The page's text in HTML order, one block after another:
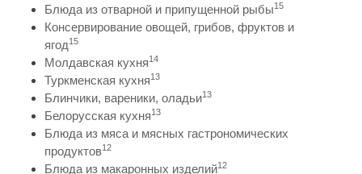
Блюда из отварной и припущенной рыбы15
Консервирование овощей, грибов, фруктов и
ягод15
Молдавская кухня14
Туркменская кухня13
Блинчики, вареники, оладьи13
Белорусская кухня13
Блюда из мяса и мясных гастрономических
продуктов12
Блюда из макаронных изделий12